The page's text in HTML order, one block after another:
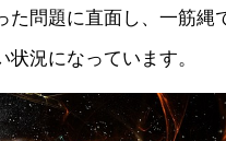
た問題に直面し、一筋縄
況になっています。